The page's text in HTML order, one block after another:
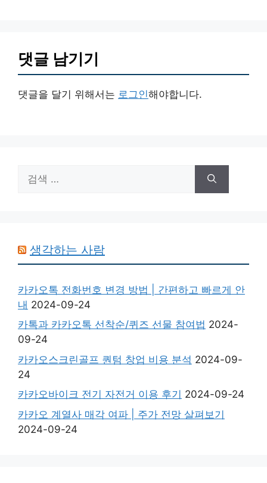
댓글 남기기
댓글을 달기 위해서는 로그인해야합니다.
색:
생각하는 사람
카카오톡 전화번호 변경 방법 | 간편하고 빠르게 안
내 2024-09-24
카톡과 카카오톡 선착순/퀴즈 선물 참여법 2024-
09-24
카카오스크린골프 퀀텀 창업 비용 분석 2024-09-
24
카카오바이크 전기 자전거 이용 후기 2024-09-24
카카오 계열사 매각 여파 | 주가 전망 살펴보기
2024-09-24